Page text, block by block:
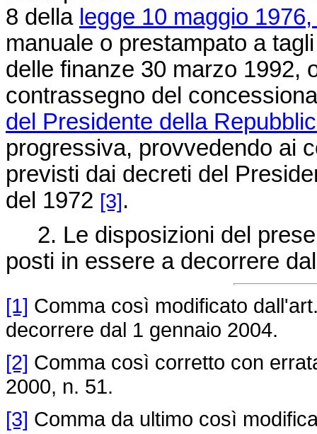
8 della legge 10 maggio
manuale o prestampato a
delle finanze 30 marzo 1992,
contrassegno del
del Presidente della
progressiva, provvedendo ai
previsti dai decreti del
del 1972 [3].
2. Le disposizioni del
posti in essere a decorrere
[1] Comma così modificato
decorrere dal 1 gennaio 2004.
[2] Comma così corretto con
2000, n. 51.
[3] Comma da ultimo così